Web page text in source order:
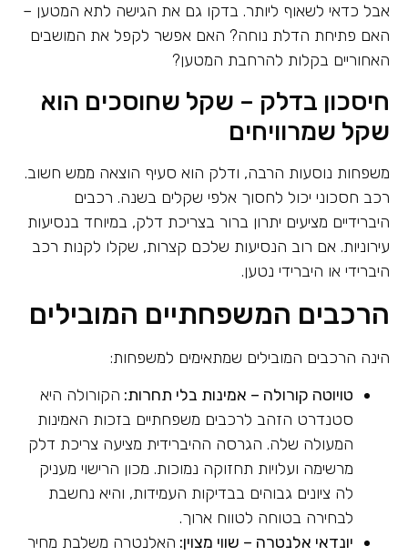
אבל כדאי לשאוף ליותר. בדקו גם את הגישה לתא המטען –
האם פתיחת הדלת נוחה? האם אפשר לקפל את המושבים
האחוריים בקלות להרחבת המטען?
חיסכון בדלק – שקל שחוסכים הוא
שקל שמרוויחים
משפחות נוסעות הרבה, ודלק הוא סעיף הוצאה ממש חשוב.
רכב חסכוני יכול לחסוך אלפי שקלים בשנה. רכבים
היברידיים מציעים יתרון ברור בצריכת דלק, במיוחד בנסיעות
עירוניות. אם רוב הנסיעות שלכם קצרות, שקלו לקנות רכב
היברידי או היברידי נטען.
הרכבים המשפחתיים המובילים
הינה הרכבים המובילים שמתאימים למשפחות:
טויוטה קורולה – אמינות בלי תחרות: הקורולה היא
סטנדרט הזהב לרכבים משפחתיים בזכות האמינות
המעולה שלה. הגרסה ההיברידית מציעה צריכת דלק
מרשימה ועלויות תחזוקה נמוכות. מכון הרישוי מעניק
לה ציונים גבוהים בבדיקות העמידות, והיא נחשבת
לבחירה בטוחה לטווח ארוך.
יונדאי אלנטרה – שווי מצוין: האלנטרה משלבת מחיר